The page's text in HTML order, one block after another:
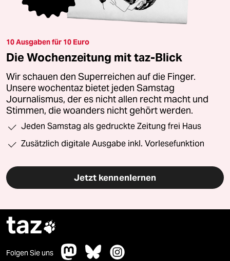
10 Ausgaben für 10 Euro
Die Wochenzeitung mit taz-Blick
Wir schauen den Superreichen auf die Finger.
Unsere wochentaz bietet jeden Samstag
Journalismus, der es nicht allen recht macht und
Stimmen, die woanders nicht gehört werden.
Jeden Samstag als gedruckte Zeitung frei Haus
Zusätzlich digitale Ausgabe inkl. Vorlesefunktion
Jetzt kennenlernen
taz
Folgen Sie uns